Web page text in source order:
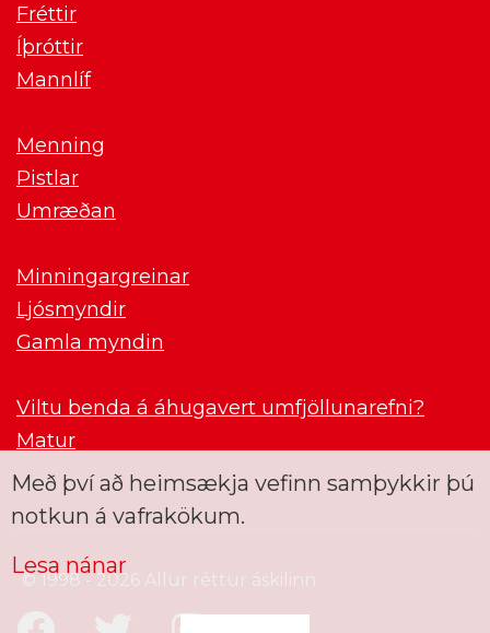
Fréttir
Íþróttir
Mannlíf
Menning
Pistlar
Umræðan
Minningargreinar
Ljósmyndir
Gamla myndin
Viltu benda á áhugavert umfjöllunarefni?
Matur
© 1998 - 2026 Allur réttur áskilinn
Með því að heimsækja vefinn samþykkir þú
notkun á vafrakökum.
Lesa nánar